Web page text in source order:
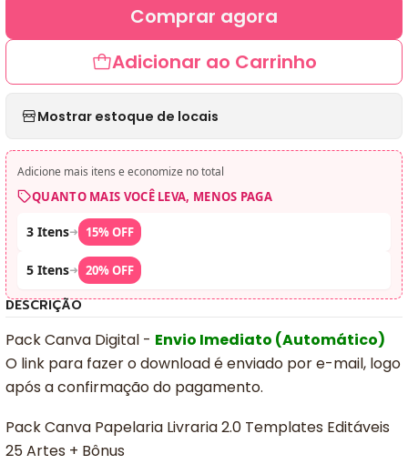
Adicionar ao Carrinho
Comprar agora
Mostrar estoque de locais
Adicione mais itens e economize no total
QUANTO MAIS VOCÊ LEVA, MENOS PAGA
3 Itens➜ 15% OFF
5 Itens➜ 20% OFF
DESCRIÇÃO
Pack Canva Digital - Envio Imediato (Automático)
O link para fazer o download é enviado por e-mail, logo
após a confirmação do pagamento.
Pack Canva Papelaria Livraria 2.0 Templates Editáveis
25 Artes + Bônus